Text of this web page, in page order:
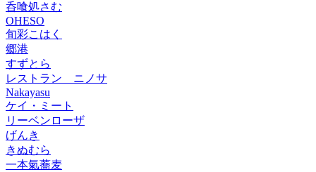
呑喰処さむ
OHESO
旬彩こはく
郷港
すずとら
レストラン ニノサ
Nakayasu
ケイ・ミート
リーベンローザ
げんき
きぬむら
一本氣蕎麦